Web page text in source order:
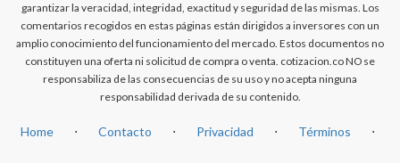
garantizar la veracidad, integridad, exactitud y seguridad de las mismas. Los
comentarios recogidos en estas páginas están dirigidos a inversores con un
amplio conocimiento del funcionamiento del mercado. Estos documentos no
constituyen una oferta ni solicitud de compra o venta. cotizacion.co NO se
responsabiliza de las consecuencias de su uso y no acepta ninguna
responsabilidad derivada de su contenido.
Home ⋅ Contacto ⋅ Privacidad ⋅ Términos ⋅